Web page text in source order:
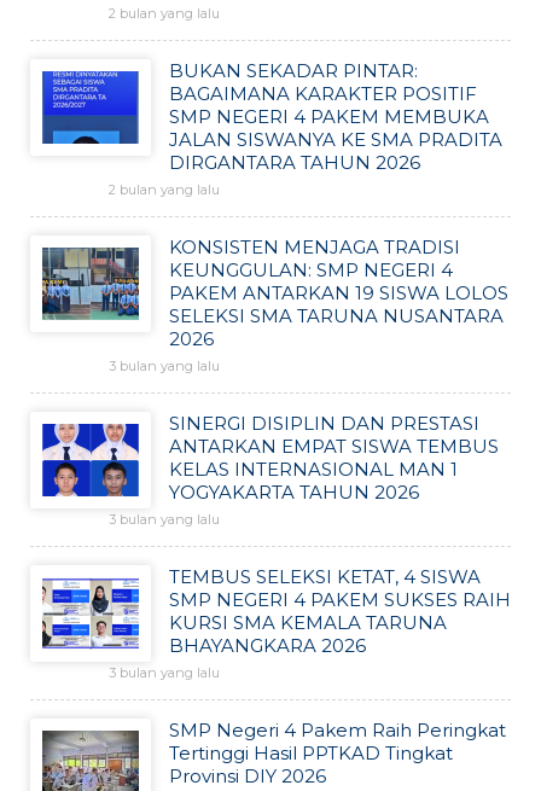
2 bulan yang lalu
BUKAN SEKADAR PINTAR:
BAGAIMANA KARAKTER POSITIF
SMP NEGERI 4 PAKEM MEMBUKA
JALAN SISWANYA KE SMA PRADITA
DIRGANTARA TAHUN 2026
2 bulan yang lalu
KONSISTEN MENJAGA TRADISI
KEUNGGULAN: SMP NEGERI 4
PAKEM ANTARKAN 19 SISWA LOLOS
SELEKSI SMA TARUNA NUSANTARA
2026
3 bulan yang lalu
SINERGI DISIPLIN DAN PRESTASI
ANTARKAN EMPAT SISWA TEMBUS
KELAS INTERNASIONAL MAN 1
YOGYAKARTA TAHUN 2026
3 bulan yang lalu
TEMBUS SELEKSI KETAT, 4 SISWA
SMP NEGERI 4 PAKEM SUKSES RAIH
KURSI SMA KEMALA TARUNA
BHAYANGKARA 2026
3 bulan yang lalu
SMP Negeri 4 Pakem Raih Peringkat
Tertinggi Hasil PPTKAD Tingkat
Provinsi DIY 2026